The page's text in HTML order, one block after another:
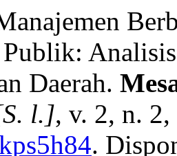
Daerah.
l.], v. 2, n.
.